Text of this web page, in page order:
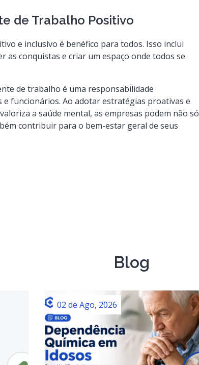
de Trabalho Positivo
e inclusivo é benéfico para todos. Isso inclui
as conquistas e criar um espaço onde todos se
de trabalho é uma responsabilidade
funcionários. Ao adotar estratégias proativas e
a saúde mental, as empresas podem não só
contribuir para o bem-estar geral de seus
Blog
02 de Ago, 2026